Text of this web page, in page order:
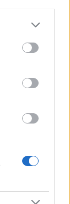
more Google
may click to
tags to
below Google